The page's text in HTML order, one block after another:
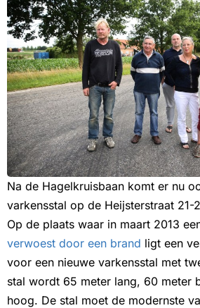
Na de Hagelkruisbaan komt er nu
varkensstal op de Heijsterstraat 21-
Op de plaats waar in maart 2013
verwoest door een brand ligt een
voor een nieuwe varkensstal met
stal wordt 65 meter lang, 60 meter
hoog. De stal moet de modernste